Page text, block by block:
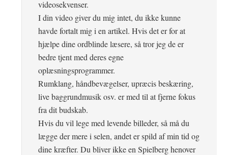
videosekvenser.
I din video giver du mig intet, du ikke kunne
havde fortalt mig i en artikel. Hvis det er for at
hjælpe dine ordblinde læsere, så tror jeg de er
bedre tjent med deres egne
oplæsningsprogrammer.
Rumklang, håndbevægelser, upræcis beskæring,
live baggrundmusik osv. er med til at fjerne fokus
fra dit budskab.
Hvis du vil lege med levende billeder, så må du
lægge der mere i selen, andet er spild af min tid og
dine kræfter. Du bliver ikke en Spielberg henover